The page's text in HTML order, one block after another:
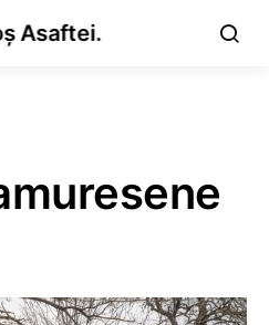
Asaftei.